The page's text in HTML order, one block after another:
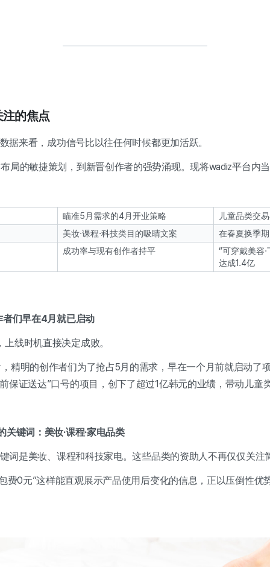
的焦点
据来看，成功信号比以往任何时候都更加活跃。
局的敏捷策划，到新晋创作者的强势涌现。现将wadiz平台内
瞄准5月需求的4月开业策略
儿童品类交
美妆·课程·科技类目的吸睛文案
在春夏换季
成功率与现有创作者持平
“可穿戴美容
达成1.4亿
们早在4月就已启动
线时机直接决定成败。
精明的创作者们为了抢占5月的需求，早在一个月前就启动了
保证送达”口号的项目，创下了超过1亿韩元的业绩，带动儿童
键词：美妆·课程·家电品类
词是美妆、课程和科技家电。这些品类的资助人不再仅仅关
费0元”这样能直观展示产品使用后变化的信息，正以压倒性优